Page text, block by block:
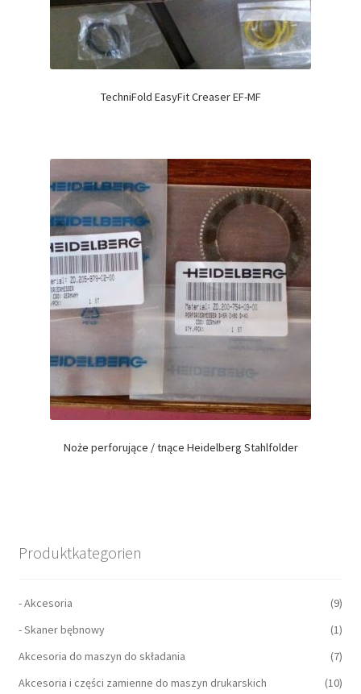
TechniFold EasyFit Creaser EF-MF
Noże perforujące / tnące Heidelberg Stahlfolder
Produktkategorien
- Akcesoria
(9)
- Skaner bębnowy
(1)
Akcesoria do maszyn do składania
(7)
Akcesoria i części zamienne do maszyn drukarskich
(10)